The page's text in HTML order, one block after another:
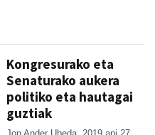
Kongresurako eta
Senaturako aukera
politiko eta hautagai
guztiak